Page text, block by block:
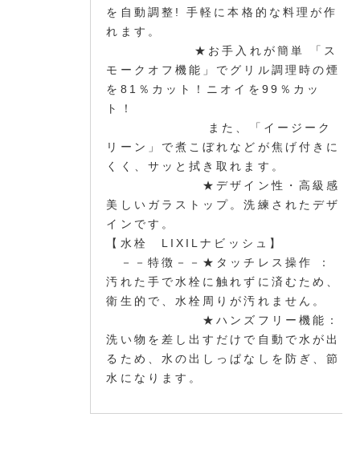
を自動調整! 手軽に本格的な料理が作
れます。
★お手入れが簡単 「ス
モークオフ機能」でグリル調理時の煙
を81％カット！ニオイを99％カッ
ト！
また、「イージーク
リーン」で煮こぼれなどが焦げ付きに
くく、サッと拭き取れます。
★デザイン性・高級感
美しいガラストップ。洗練されたデザ
インです。
【水栓 LIXILナビッシュ】
－－特徴－－★タッチレス操作 ：
汚れた手で水栓に触れずに済むため、
衛生的で、水栓周りが汚れません。
★ハンズフリー機能：
洗い物を差し出すだけで自動で水が出
るため、水の出しっぱなしを防ぎ、節
水になります。